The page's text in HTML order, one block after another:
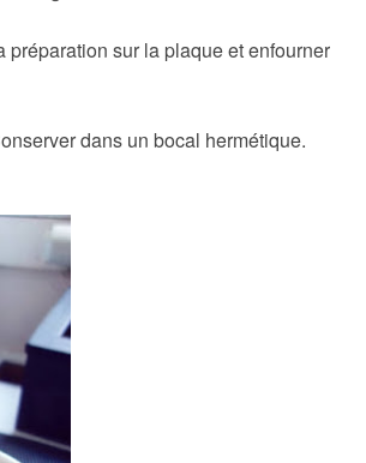
préparation sur la plaque et enfourner
dans un bocal hermétique.